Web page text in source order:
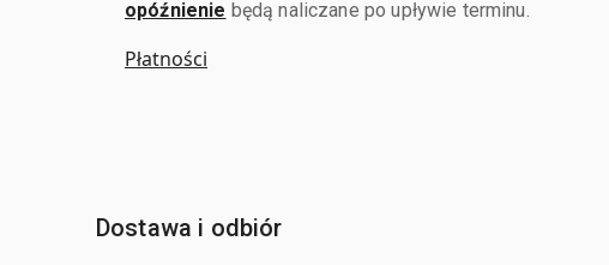
opóźnienie będą naliczane po upływie terminu.
Płatności
Dostawa i odbiór